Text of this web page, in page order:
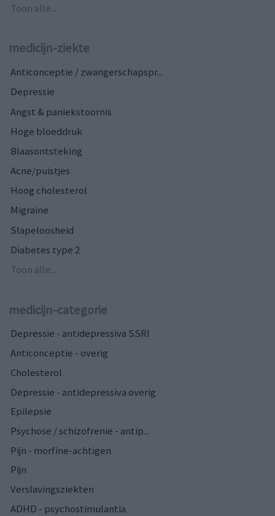
Toon alle...
medicijn-ziekte
Anticonceptie / zwangerschapspr...
Depressie
Angst & paniekstoornis
Hoge bloeddruk
Blaasontsteking
Acne/puistjes
Hoog cholesterol
Migraine
Slapeloosheid
Diabetes type 2
Toon alle...
medicijn-categorie
Depressie - antidepressiva SSRI
Anticonceptie - overig
Cholesterol
Depressie - antidepressiva overig
Epilepsie
Psychose / schizofrenie - antip...
Pijn - morfine-achtigen
Pijn
Verslavingsziekten
ADHD - psychostimulantia